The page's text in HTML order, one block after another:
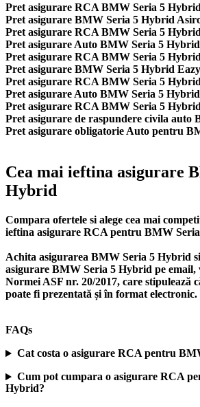
Pret asigurare RCA BMW Seria 5
Pret asigurare BMW Seria 5 Hybrid
Pret asigurare RCA BMW Seria 5
Pret asigurare Auto BMW Seria 5
Pret asigurare RCA BMW Seria 5
Pret asigurare BMW Seria 5 Hybrid
Pret asigurare RCA BMW Seria 5
Pret asigurare Auto BMW Seria 5
Pret asigurare RCA BMW Seria 5
Pret asigurare de raspundere civila auto
Pret asigurare obligatorie Auto pentru
Cea mai ieftina asigurare
Hybrid
Compara ofertele si alege cea mai
ieftina asigurare RCA pentru BMW
Achita asigurarea BMW Seria 5 Hybrid
asigurare BMW Seria 5 Hybrid pe
Normei ASF nr. 20/2017, care stipulează
poate fi prezentată și în format electronic.
FAQs
Cat costa o asigurare RCA pentru
Cum pot cumpara o asigurare RCA
Hybrid?